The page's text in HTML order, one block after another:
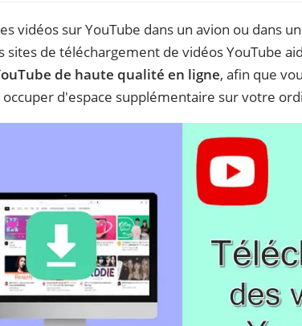
vidéos sur YouTube dans un avion ou dans
sites de téléchargement de vidéos YouTube
de haute qualité en ligne, afin que
d'espace supplémentaire sur votre